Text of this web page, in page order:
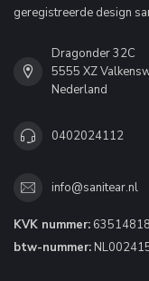
geregistreerde design
Dragonder 32C
5555 XZ
Nederland
0402024112
info@sanitear.nl
KVK nummer: 63514818
btw-nummer: